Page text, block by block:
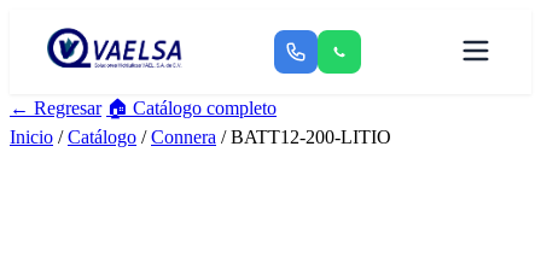
← Regresar 🏠 Catálogo completo
Inicio /Catálogo /Connera / BATT12-200-LITIO